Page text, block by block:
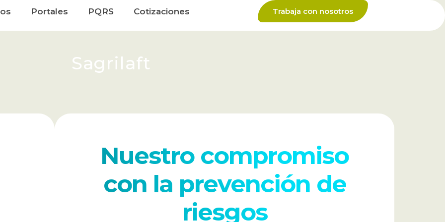
Portales PQRS Cotizaciones Trabaja con nosotros
Sagrilaft
Nuestro compromiso
con la prevención de
riesgos